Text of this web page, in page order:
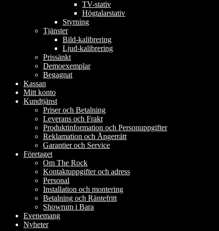
TV-stativ
Högtalarstativ
Styrning
Tjänster
Bild-kalibrering
Ljud-kalibrering
Prissänkt
Demoexemplar
Begagnat
Kassan
Mitt konto
Kundtjänst
Priser och Betalning
Leverans och Frakt
Produktinformation och Personuppgifter
Reklamation och Ångerrätt
Garantier och Service
Företaget
Om The Rock
Kontaktuppgifter och adress
Personal
Installation och montering
Betalning och Räntefritt
Showrum i Bara
Evenemang
Nyheter